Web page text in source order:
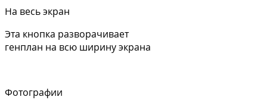
На весь экран
Эта кнопка разворачивает
генплан на всю ширину экрана
Фотографии